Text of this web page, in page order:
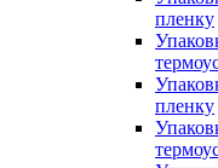
пленку
пленку